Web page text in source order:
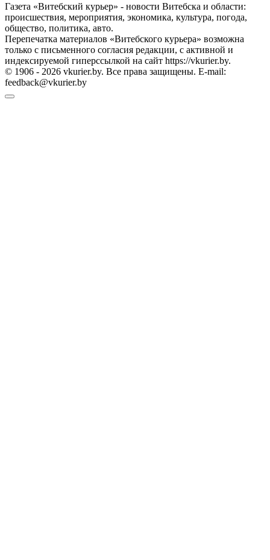
Газета «Витебский курьер» - новости Витебска и области:
происшествия, мероприятия, экономика, культура, погода,
общество, политика, авто.
Перепечатка материалов «Витебского курьера» возможна
только с письменного согласия редакции, с активной и
индексируемой гиперссылкой на сайт https://vkurier.by.
© 1906 - 2026 vkurier.by. Все права защищены. E-mail:
feedback@vkurier.by